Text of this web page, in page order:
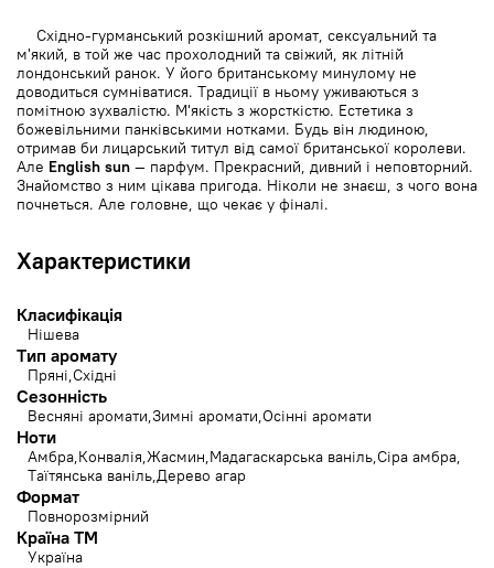
Східно-гурманський розкішний аромат, сексуальний та
м'який, в той же час прохолодний та свіжий, як літній
лондонський ранок. У його британському минулому не
доводиться сумніватися. Традиції в ньому уживаються з
помітною зухвалістю. М'якість з жорсткістю. Естетика з
божевільними панківськими нотками. Будь він людиною,
отримав би лицарський титул від самої британської королеви.
Але English sun — парфум. Прекрасний, дивний і неповторний.
Знайомство з ним цікава пригода. Ніколи не знаєш, з чого вона
почнеться. Але головне, що чекає у фіналі.
Характеристики
Класифікація
Нішева
Тип аромату
Пряні Східні
Сезонність
Весняні аромати Зимні аромати Осінні аромати
Ноти
Амбра Конвалія Жасмин Мадагаскарська ваніль Сіра амбра
Таїтянська ваніль Дерево агар
Формат
Повнорозмірний
Країна ТМ
Україна